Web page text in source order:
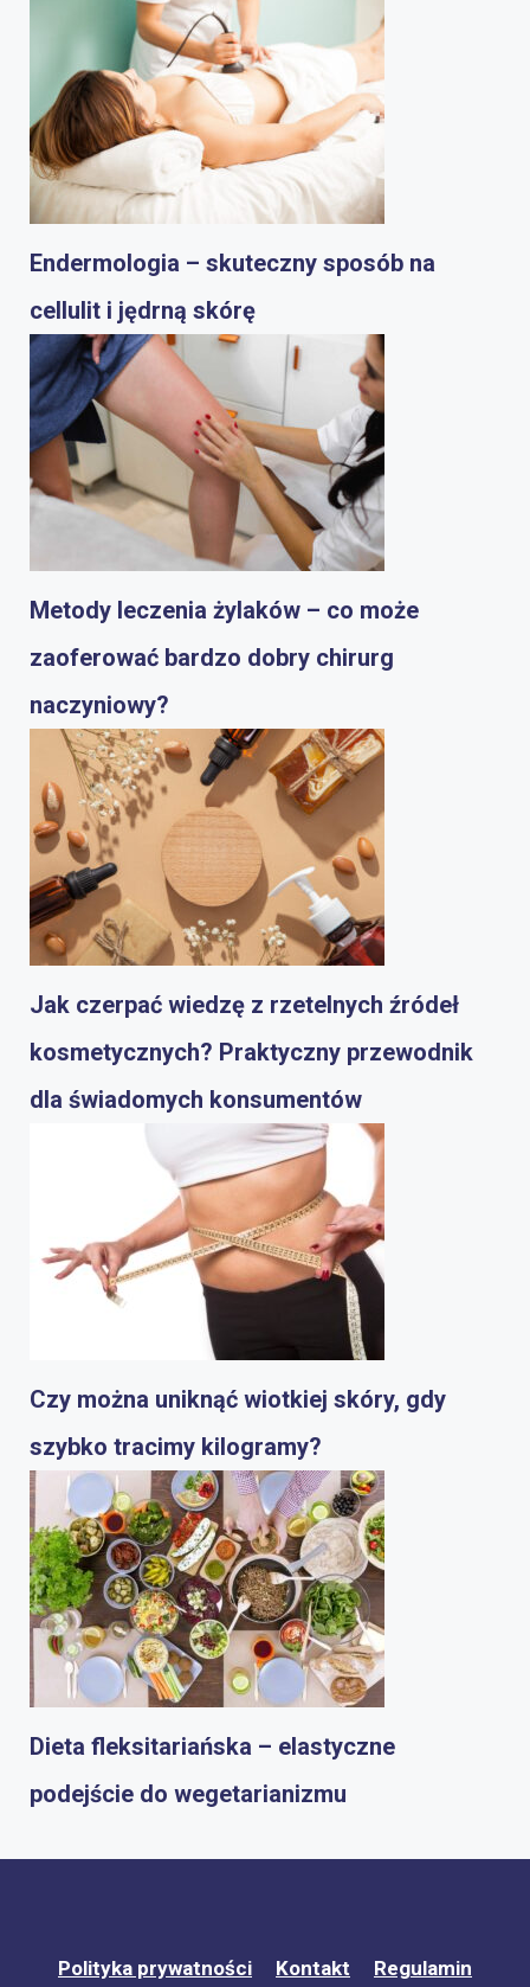
Endermologia – skuteczny sposób na
cellulit i jędrną skórę
Metody leczenia żylaków – co może
zaoferować bardzo dobry chirurg
naczyniowy?
Jak czerpać wiedzę z rzetelnych źródeł
kosmetycznych? Praktyczny przewodnik
dla świadomych konsumentów
Czy można uniknąć wiotkiej skóry, gdy
szybko tracimy kilogramy?
Dieta fleksitariańska – elastyczne
podejście do wegetarianizmu
Polityka prywatności Kontakt Regulamin